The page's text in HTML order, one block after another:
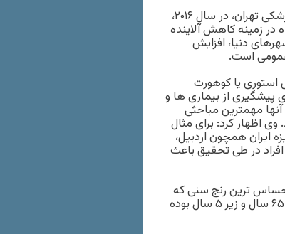
به گفته این عضو هیات علمی پژوهشکده محیط زیست دانشگاه علوم پزشکی تهران، در سال ۲۰۱۶،
شده در زمینه کاهش آلاینده
دنیا، افزایش
عمومی است.
استوری یا کوهورت
پیشگیری از بیماری ها و
مهمترین مباحثی
اظهار کرد: برای مثال
ایران همچون اردبیل،
افراد در طی تحقیق باعث
حساس ترین رنج سنی که
در معرض بیماری های خطرناک ناشی از آلودگی هوا قرار دارند، افراد بالای ۶۵ سال و زیر ۵ سال بوده